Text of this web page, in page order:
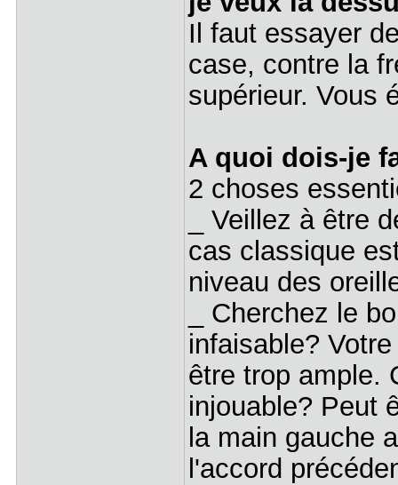
Il faut essayer
case, contre la
supérieur. Vous
A quoi dois-je
2 choses
_ Veillez à être
cas classique
niveau des
_ Cherchez le
infaisable?
être trop ample.
injouable? Peut
la main gauche
l'accord